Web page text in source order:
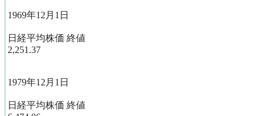
1969年12月1日
日経平均株価 終値
2,251.37
1979年12月1日
日経平均株価 終値